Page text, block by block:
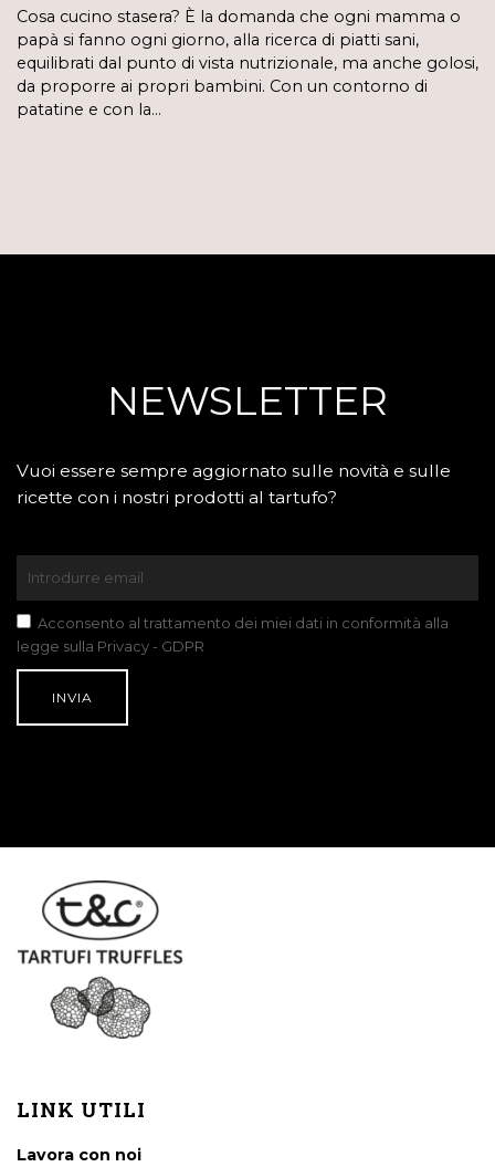
Cosa cucino stasera? È la domanda che ogni mamma o
papà si fanno ogni giorno, alla ricerca di piatti sani,
equilibrati dal punto di vista nutrizionale, ma anche golosi,
da proporre ai propri bambini. Con un contorno di
patatine e con la…
NEWSLETTER
Vuoi essere sempre aggiornato sulle novità e sulle
ricette con i nostri prodotti al tartufo?
Acconsento al trattamento dei miei dati in conformità alla
legge sulla Privacy - GDPR
LINK UTILI
Lavora con noi